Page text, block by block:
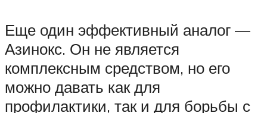
Еще один эффективный аналог —
Азинокс. Он не является
комплексным средством, но его
можно давать как для
профилактики, так и для борьбы с